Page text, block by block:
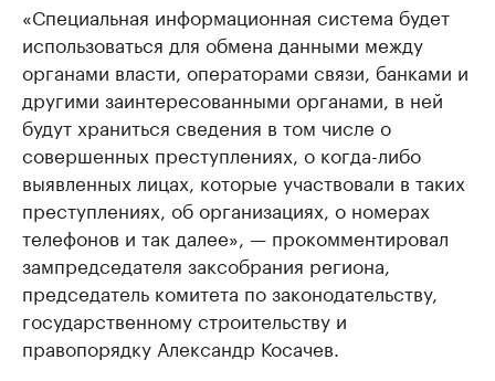
«Специальная информационная система будет
использоваться для обмена данными между
органами власти, операторами связи, банками и
другими заинтересованными органами, в ней
будут храниться сведения в том числе о
совершенных преступлениях, о когда-либо
выявленных лицах, которые участвовали в таких
преступлениях, об организациях, о номерах
телефонов и так далее», — прокомментировал
зампредседателя заксобрания региона,
председатель комитета по законодательству,
государственному строительству и
правопорядку Александр Косачев.